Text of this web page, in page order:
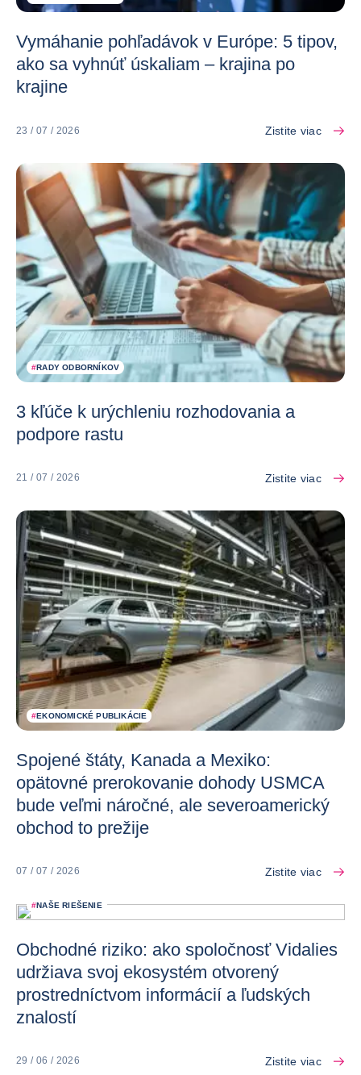
Vymáhanie pohľadávok v Európe: 5 tipov,
ako sa vyhnúť úskaliam – krajina po
krajine
23 / 07 / 2026 Zistite viac
#RADY ODBORNÍKOV
3 kľúče k urýchleniu rozhodovania a
podpore rastu
21 / 07 / 2026 Zistite viac
#EKONOMICKÉ PUBLIKÁCIE
Spojené štáty, Kanada a Mexiko:
opätovné prerokovanie dohody USMCA
bude veľmi náročné, ale severoamerický
obchod to prežije
07 / 07 / 2026 Zistite viac
#NAŠE RIEŠENIE
Obchodné riziko: ako spoločnosť Vidalies
udržiava svoj ekosystém otvorený
prostredníctvom informácií a ľudských
znalostí
29 / 06 / 2026 Zistite viac